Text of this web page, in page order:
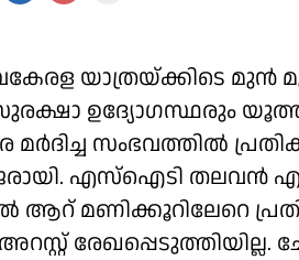
യാത്രയ്ക്കിടെ മുൻ
ഉദ്യോഗസ്ഥരും
മർദിച്ച സംഭവത്തിൽ
എസ്ഐടി തലവൻ
ആറ് മണിക്കൂറിലേറെ
രേഖപ്പെടുത്തിയില്ല.